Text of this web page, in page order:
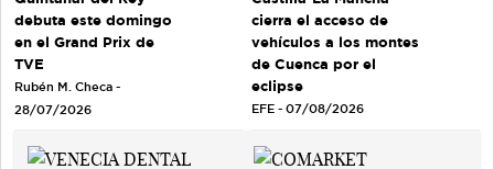
debuta este domingo
en el Grand Prix de
TVE
Rubén M. Checa -
28/07/2026
cierra el acceso de
vehículos a los montes
de Cuenca por el
eclipse
EFE - 07/08/2026